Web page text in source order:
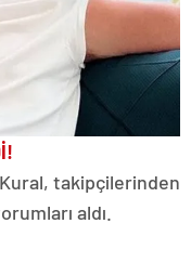
takipçilerinden
aldı.